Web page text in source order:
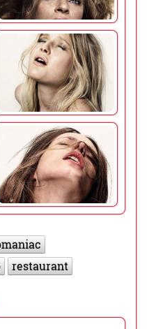
restaurant